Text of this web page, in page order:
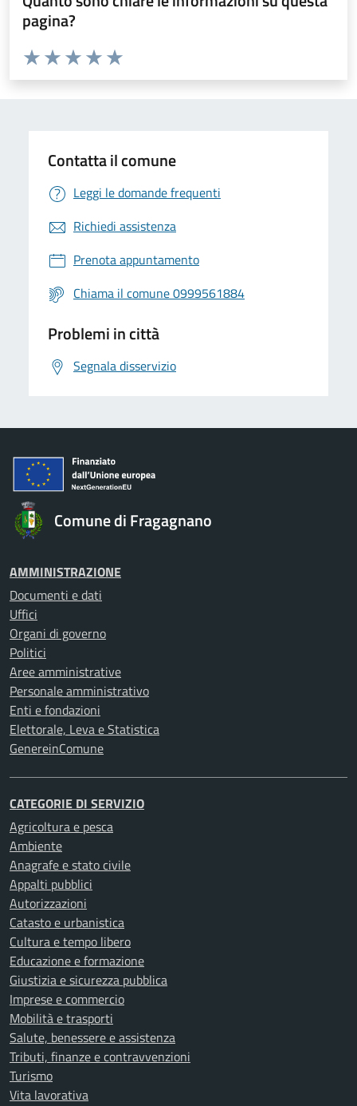
pagina?
Valuta da 1 a 5 stelle la pagina
Valuta 5 stelle su 5
Valuta 4 stelle su 5
Valuta 3 stelle su 5
Valuta 2 stelle su 5
Valuta 1 stelle su 5
Contatta il comune
Leggi le domande frequenti
Richiedi assistenza
Prenota appuntamento
Chiama il comune 0999561884
Problemi in città
Segnala disservizio
Comune di Fragagnano
AMMINISTRAZIONE
Documenti e dati
Uffici
Organi di governo
Politici
Aree amministrative
Personale amministrativo
Enti e fondazioni
Elettorale, Leva e Statistica
GenereinComune
CATEGORIE DI SERVIZIO
Agricoltura e pesca
Ambiente
Anagrafe e stato civile
Appalti pubblici
Autorizzazioni
Catasto e urbanistica
Cultura e tempo libero
Educazione e formazione
Giustizia e sicurezza pubblica
Imprese e commercio
Mobilità e trasporti
Salute, benessere e assistenza
Tributi, finanze e contravvenzioni
Turismo
Vita lavorativa